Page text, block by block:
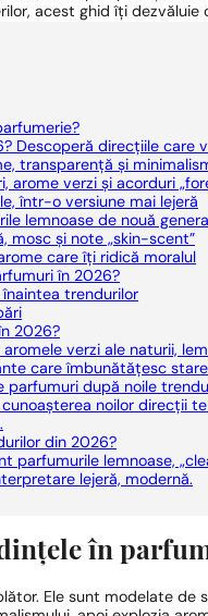
acest ghid îți dezvăluie
Descoperă direcțiile care
transparență și
arome verzi și acorduri
într-o versiune mai lejeră
lemnoase de nouă
mosc și note „skin-scent”
care îți ridică moralul
în 2026?
trendurilor
2026?
aromele verzi ale naturii,
care îmbunătățesc
după noile
noilor direcții
din 2026?
parfumurile lemnoase,
lejeră, modernă.
în
Ele sunt modelate